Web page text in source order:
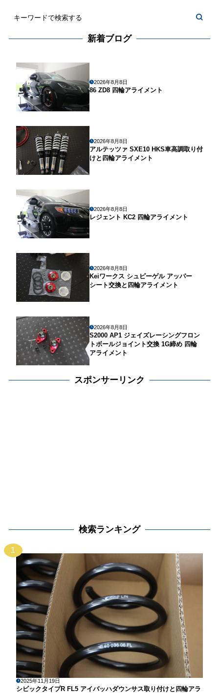
新着ブログ
2026年8月8日
86 ZD8 四輪アライメント
2026年8月8日
アルテッツァ SXE10 HKS車高調取り付
けと四輪アライメント
2026年8月8日
レジェント KC2 四輪アライメント
2026年8月8日
Keiワークス シュピーゲル アッパー
シート交換と四輪アライメント
2026年8月8日
S2000 AP1 ジェイズレーシングフロン
トボールジョイント交換 1G締め 四輪
アライメント
スポンサーリンク
検索ランキング
1
2025年11月19日
シビックタイプR FL5 アイバッハダウンサス取り付けと四輪アラ